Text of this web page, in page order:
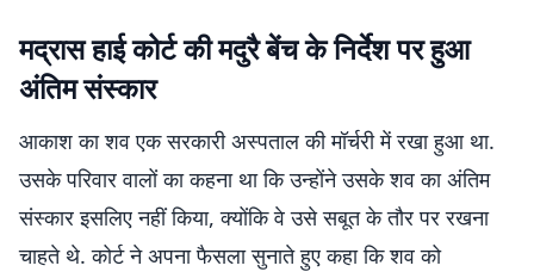
मद्रास हाई कोर्ट की मदुरै बेंच के निर्देश पर हुआ
अंतिम संस्कार
आकाश का शव एक सरकारी अस्पताल की मॉर्चरी में रखा हुआ था.
उसके परिवार वालों का कहना था कि उन्होंने उसके शव का अंतिम
संस्कार इसलिए नहीं किया, क्योंकि वे उसे सबूत के तौर पर रखना
चाहते थे. कोर्ट ने अपना फैसला सुनाते हुए कहा कि शव को